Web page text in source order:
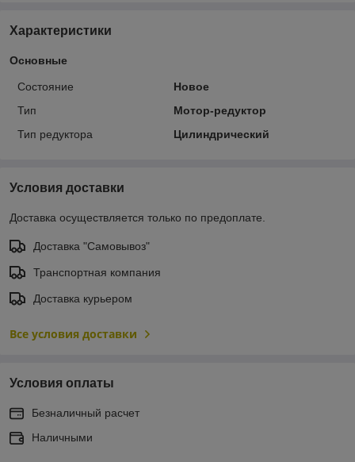
Характеристики
Основные
Состояние
Новое
Тип
Мотор-редуктор
Тип редуктора
Цилиндрический
Условия доставки
Доставка осуществляется только по предоплате.
Доставка "Самовывоз"
Транспортная компания
Доставка курьером
Все условия доставки
Условия оплаты
Безналичный расчет
Наличными